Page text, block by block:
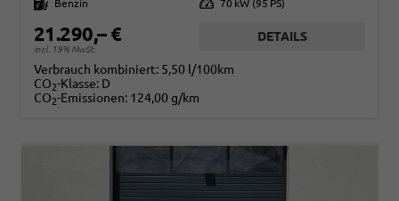
Kraftstoff
Benzin Leistung 70 kW (95 PS)
21.290,– €
incl. 19% MwSt.
DETAILS
Verbrauch kombiniert: 5,50 l/100km
CO2-Klasse: D
CO2-Emissionen: 124,00 g/km